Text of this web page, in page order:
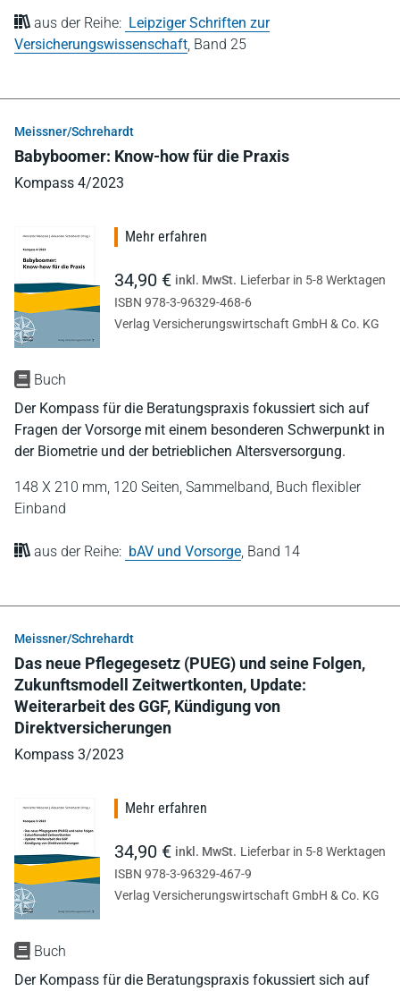
aus der Reihe: Leipziger Schriften zur
Versicherungswissenschaft Band 25
Meissner/Schrehardt
Babyboomer: Know-how für die Praxis
Kompass 4/2023
Buch
Der Kompass für die Beratungspraxis fokussiert sich auf
Fragen der Vorsorge mit einem besonderen Schwerpunkt in
der Biometrie und der betrieblichen Altersversorgung.
148 X 210 mm, 120 Seiten, Sammelband, Buch flexibler
Einband
aus der Reihe: bAV und Vorsorge Band 14
Mehr erfahren
34,90 € inkl. MwSt. Lieferbar in 5-8 Werktagen
ISBN 978-3-96329-468-6
Verlag Versicherungswirtschaft GmbH & Co. KG
Meissner/Schrehardt
Das neue Pflegegesetz (PUEG) und seine Folgen,
Zukunftsmodell Zeitwertkonten, Update:
Weiterarbeit des GGF, Kündigung von
Direktversicherungen
Kompass 3/2023
Buch
Der Kompass für die Beratungspraxis fokussiert sich auf
Mehr erfahren
34,90 € inkl. MwSt. Lieferbar in 5-8 Werktagen
ISBN 978-3-96329-467-9
Verlag Versicherungswirtschaft GmbH & Co. KG